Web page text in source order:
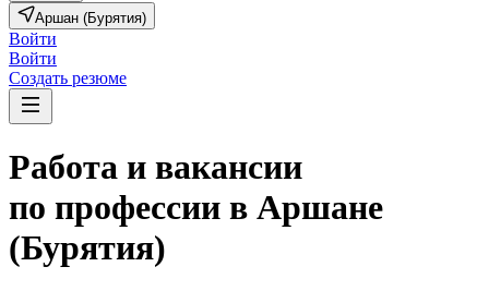
Аршан (Бурятия)
Войти
Войти
Создать резюме
Работа и вакансии
по профессии в Аршане
(Бурятия)